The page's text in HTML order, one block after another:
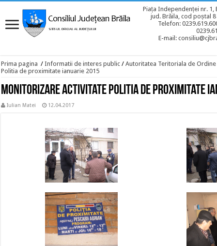
Piața Independenței nr. 1,
jud. Brăila, cod poștal
Telefon:
E-mail:
Prima pagina / Informatii de interes public / Autoritatea Teritoriala de Ordine
Politia de proximitate ianuarie 2015
Monitorizare activitate Politia de proximitate
Iulian Matei 12.04.2017